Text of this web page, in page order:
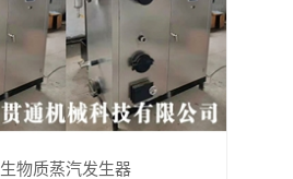
生物质蒸汽发生器